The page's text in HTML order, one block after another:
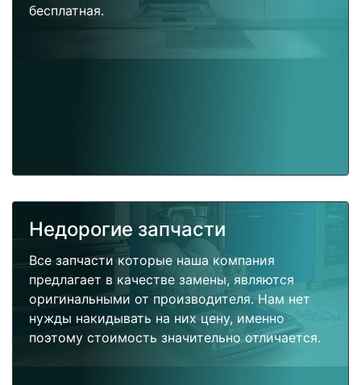
бесплатная.
Недорогие запчасти
Все запчасти которые наша компания
предлагает в качестве замены, являются
оригинальными от производителя. Нам нет
нужды накидывать на них цену, именно
поэтому стоимость значительно отличается.